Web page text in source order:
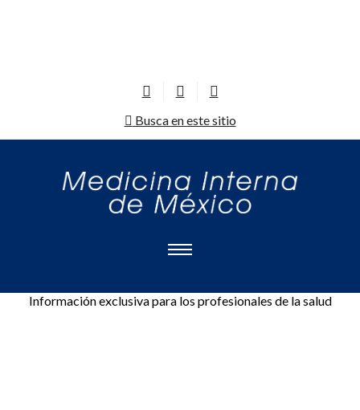
Busca en este sitio
Información exclusiva para los profesionales de la salud